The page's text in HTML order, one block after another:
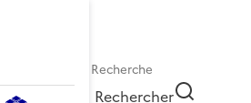
Rechercher